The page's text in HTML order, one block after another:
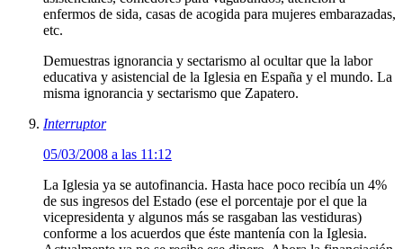
enfermos de sida, casas de acogida para mujeres embarazadas,
etc.
Demuestras ignorancia y sectarismo al ocultar que la labor
educativa y asistencial de la Iglesia en España y el mundo. La
misma ignorancia y sectarismo que Zapatero.
Interruptor
05/03/2008 a las 11:12
La Iglesia ya se autofinancia. Hasta hace poco recibía un 4%
de sus ingresos del Estado (ese el porcentaje por el que la
vicepresidenta y algunos más se rasgaban las vestiduras)
conforme a los acuerdos que éste mantenía con la Iglesia.